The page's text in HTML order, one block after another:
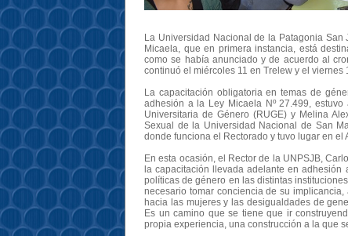
La Universidad Nacional de la Patagonia
Micaela, que en primera instancia, está
como se había anunciado y de acuerdo al
continuó el miércoles 11 en Trelew y el
La capacitación obligatoria en temas de
adhesión a la Ley Micaela Nº 27.499,
Universitaria de Género (RUGE) y Melina
Sexual de la Universidad Nacional de San
donde funciona el Rectorado y tuvo lugar en el
En esta ocasión, el Rector de la UNPSJB,
la capacitación llevada adelante en
políticas de género en las distintas
necesario tomar conciencia de su
hacia las mujeres y las desigualdades de
Es un camino que se tiene que ir
propia experiencia, una construcción a la que